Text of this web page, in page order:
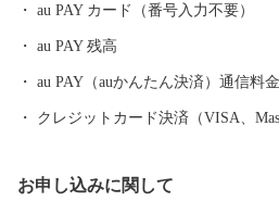
au PAY カード（番号入力不要）
au PAY 残高
au PAY（auかんたん決済）通信料
クレジットカード決済（VISA、
お申し込みに関して